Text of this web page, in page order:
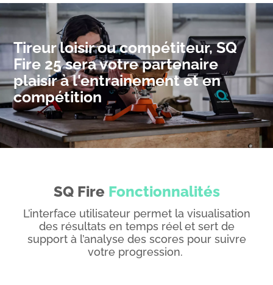
Tireur loisir ou compétiteur, SQ
Fire 25 seravotre partenaire
plaisirà l'entrainement et en
compétition
SQ Fire Fonctionnalités
L’interface utilisateur permet la visualisation
des résultats en temps réel et sert de
support à l’analyse des scores pour suivre
votre progression.